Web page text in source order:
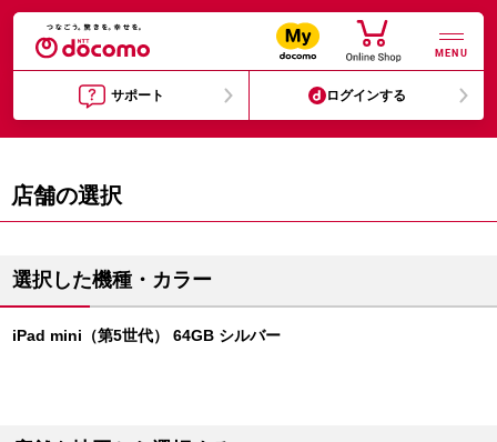
MENU
サポート ログインする
店舗の選択
選択した機種・カラー
iPad mini（第5世代） 64GB シルバー